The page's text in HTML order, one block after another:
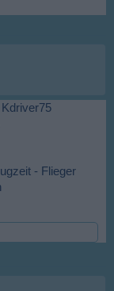
- Flieger